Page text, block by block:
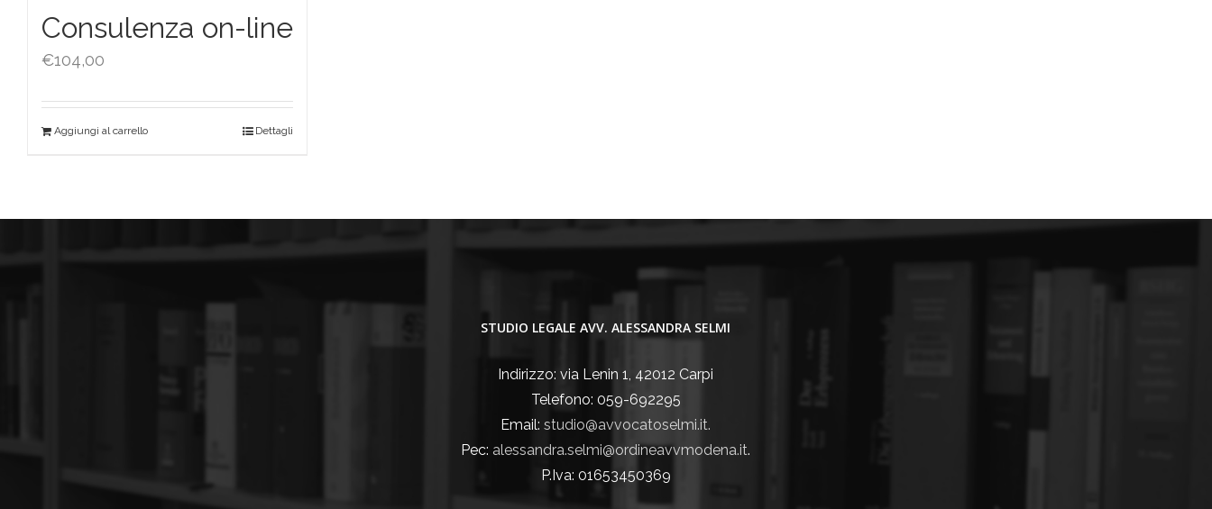
Consulenza on-line
€104,00
Aggiungi al carrello Dettagli
STUDIO LEGALE AVV. ALESSANDRA SELMI
Indirizzo: via Lenin 1, 42012 Carpi
Telefono: 059-692295
Email:studio@avvocatoselmi.it.
Pec: alessandra.selmi@ordineavvmodena.it.
P.Iva: 01653450369